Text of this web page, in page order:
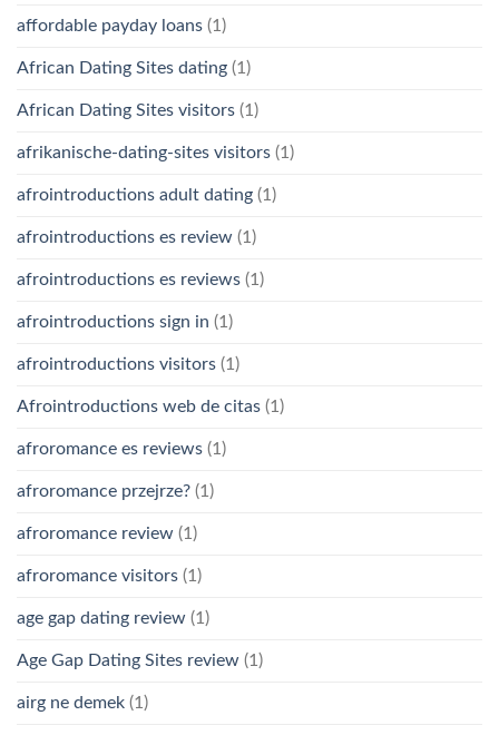
affordable payday loans (1)
African Dating Sites dating (1)
African Dating Sites visitors (1)
afrikanische-dating-sites visitors (1)
afrointroductions adult dating (1)
afrointroductions es review (1)
afrointroductions es reviews (1)
afrointroductions sign in (1)
afrointroductions visitors (1)
Afrointroductions web de citas (1)
afroromance es reviews (1)
afroromance przejrze? (1)
afroromance review (1)
afroromance visitors (1)
age gap dating review (1)
Age Gap Dating Sites review (1)
airg ne demek (1)